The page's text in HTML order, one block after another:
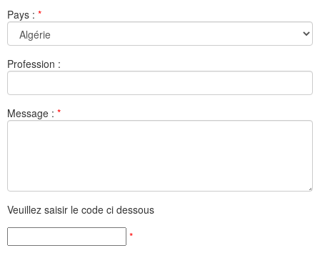
Pays : *
Profession :
Message : *
Veuillez saisir le code ci dessous
*